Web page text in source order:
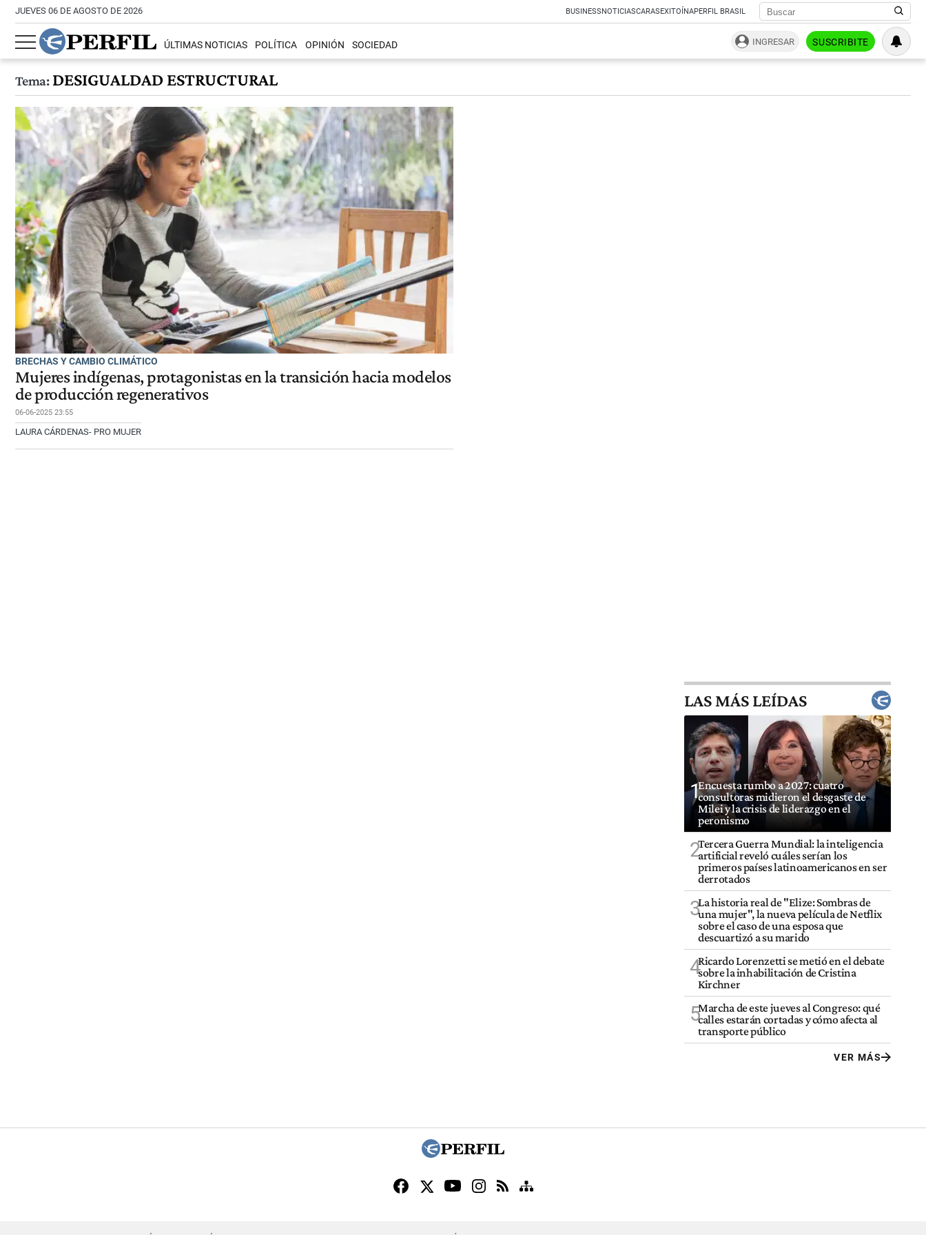
JUEVES 06 DE AGOSTO DE 2026 BUSINESSNOTICIASCARASEXITOÍNAPERFIL BRASIL
ÚLTIMAS NOTICIAS POLÍTICA OPINIÓN SOCIEDAD INGRESAR SUSCRIBITE
Tema:DESIGUALDAD ESTRUCTURAL
BRECHAS Y CAMBIO CLIMÁTICO
Mujeres indígenas, protagonistas en la transición hacia modelos
de producción regenerativos
06-06-2025 23:55
LAURA CÁRDENAS- PRO MUJER
LAS MÁS LEÍDAS
1Encuesta rumbo a 2027: cuatro
consultoras midieron el desgaste de
Milei y la crisis de liderazgo en el
peronismo
2Tercera Guerra Mundial: la inteligencia
artificial reveló cuáles serían los
primeros países latinoamericanos en ser
derrotados
3La historia real de "Elize: Sombras de
una mujer", la nueva película de Netflix
sobre el caso de una esposa que
descuartizó a su marido
4Ricardo Lorenzetti se metió en el debate
sobre la inhabilitación de Cristina
Kirchner
5Marcha de este jueves al Congreso: qué
calles estarán cortadas y cómo afecta al
transporte público
VER MÁS